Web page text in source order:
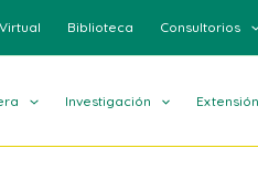
Biblioteca Consultorios
Investigación Extensión